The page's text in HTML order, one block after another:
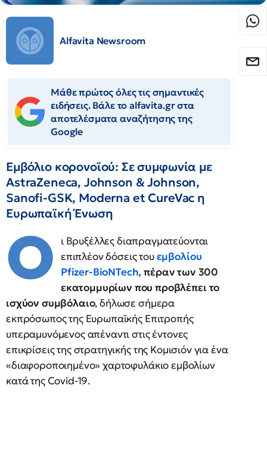
Alfavita Newsroom
Μάθε πρώτος όλες τις σημαντικές
ειδήσεις. Βάλε το alfavita.gr στα
αποτελέσματα αναζήτησης της
Google
Εμβόλιο κορονοϊού: Σε συμφωνία με
AstraZeneca, Johnson & Johnson,
Sanofi-GSK, Moderna et CureVac η
Ευρωπαϊκή Ένωση
Ο
ι Βρυξέλλες διαπραγματεύονται
επιπλέον δόσεις τουεμβολίου
Pfizer-BioNTech, πέραν των 300
εκατομμυρίων που προβλέπει το
ισχύον συμβόλαιο, δήλωσε σήμερα
εκπρόσωπος της Ευρωπαϊκής Επιτροπής
υπεραμυνόμενος απέναντι στις έντονες
επικρίσεις της στρατηγικής της Κομισιόν για ένα
«διαφοροποιημένο» χαρτοφυλάκιο εμβολίων
κατά της Covid-19.